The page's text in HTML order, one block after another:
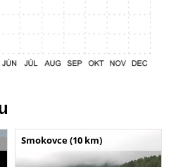
Smokovce (10 km)